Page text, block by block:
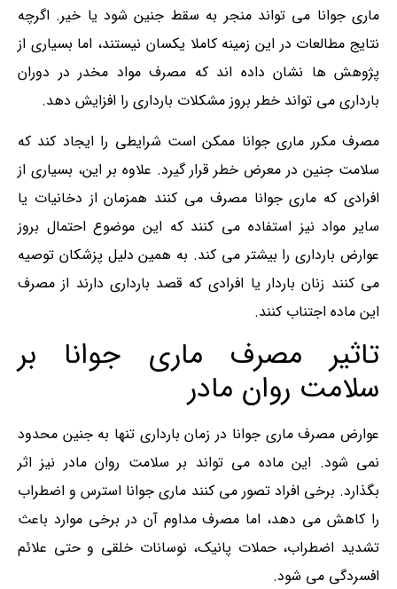
ماری‌ جوانا می تواند منجر به سقط جنین شود یا خیر. اگرچه
نتایج مطالعات در این زمینه کاملا یکسان نیستند، اما بسیاری از
پژوهش ها نشان داده اند که مصرف مواد مخدر در دوران
بارداری می تواند خطر بروز مشکلات بارداری را افزایش دهد.
مصرف مکرر ماری‌ جوانا ممکن است شرایطی را ایجاد کند که
سلامت جنین در معرض خطر قرار گیرد. علاوه بر این، بسیاری از
افرادی که ماری‌ جوانا مصرف می کنند همزمان از دخانیات یا
سایر مواد نیز استفاده می کنند که این موضوع احتمال بروز
عوارض بارداری را بیشتر می کند. به همین دلیل پزشکان توصیه
می کنند زنان باردار یا افرادی که قصد بارداری دارند از مصرف
این ماده اجتناب کنند.
تاثیر مصرف ماری جوانا بر
سلامت روان مادر
عوارض مصرف ماری جوانا در زمان بارداری تنها به جنین محدود
نمی شود. این ماده می تواند بر سلامت روان مادر نیز اثر
بگذارد. برخی افراد تصور می کنند ماری‌ جوانا استرس و اضطراب
را کاهش می دهد، اما مصرف مداوم آن در برخی موارد باعث
تشدید اضطراب، حملات پانیک، نوسانات خلقی و حتی علائم
افسردگی می شود.